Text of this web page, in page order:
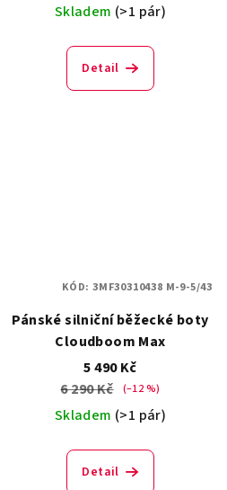
Skladem (>1 pár)
Detail
Pánské silniční běžecké boty
Cloudboom Max
5 490 Kč
6 290 Kč
(–12 %)
Skladem (>1 pár)
Detail
KÓD: 3MF30310438 M-9-5/43